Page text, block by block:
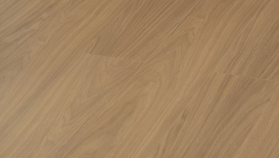
售后服务
品牌视频